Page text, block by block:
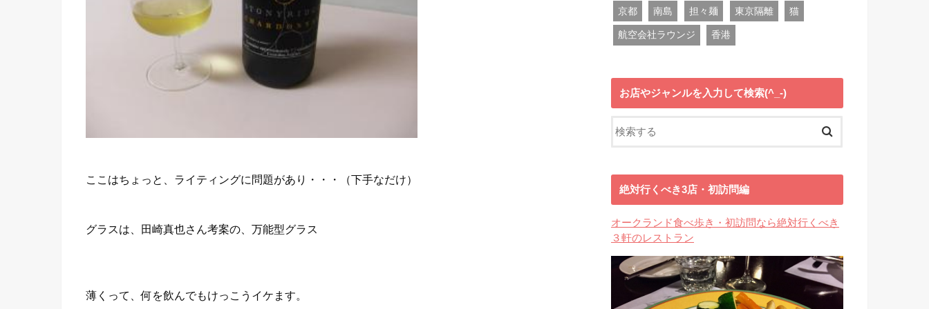
ここはちょっと、ライティングに問題があり・・・（下手なだけ）
グラスは、田崎真也さん考案の、万能型グラス
薄くって、何を飲んでもけっこうイケます。
京都 南島 担々麺 東京隔離 猫
航空会社ラウンジ 香港
お店やジャンルを入力して検索(^_-)
絶対行くべき3店・初訪問編
オークランド食べ歩き・初訪問なら絶対行くべき
３軒のレストラン